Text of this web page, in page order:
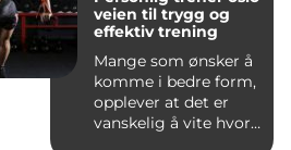
veien til trygg og
effektiv trening
Mange som ønsker å
komme i bedre form,
opplever at det er
vanskelig å vite hvor